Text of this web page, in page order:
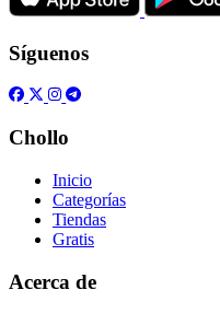
Síguenos
Chollo
Inicio
Categorías
Tiendas
Gratis
Acerca de